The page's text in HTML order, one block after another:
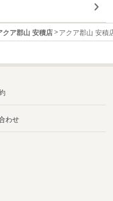
クア郡山 安積店 アクア郡山 安積
わせ